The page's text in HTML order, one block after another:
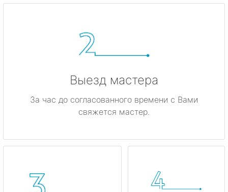
Выезд мастера
За час до согласованного времени с Вами
свяжется мастер.